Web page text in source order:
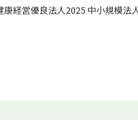
康経営優良法人2025 中小規模法